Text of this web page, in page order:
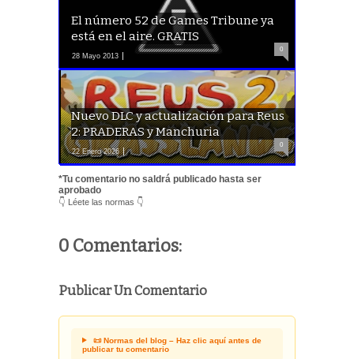
El número 52 de Games Tribune ya
está en el aire. GRATIS
28 Mayo 2013
0
Nuevo DLC y actualización para Reus
2: PRADERAS y Manchuria
22 Enero 2026
0
*Tu comentario no saldrá publicado hasta ser
aprobado
👇 Léete las normas 👇
0 Comentarios:
Publicar Un Comentario
📜 Normas del blog – Haz clic aquí antes de
publicar tu comentario